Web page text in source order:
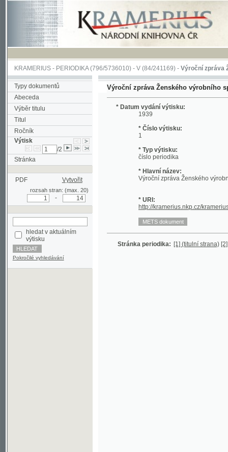
KRAMERIUS-PERIODIKA(796/5736010) -V(84/241169) -Výroční zpráva
Typy dokumentů
Abeceda
Výběr titulu
Titul
Ročník
Výtisk
/2
Stránka
PDF
rozsah stran: (max. 20)
výtisku
Pokročilé vyhledávání
Výroční zpráva Ženského výrobního spolku
* Datum vydání výtisku:
1939
* Číslo výtisku:
* Typ výtisku:
* Hlavní název:
Výroční zpráva Ženského výrobního
* URI:
Stránka periodika: [1] (titulní strana)